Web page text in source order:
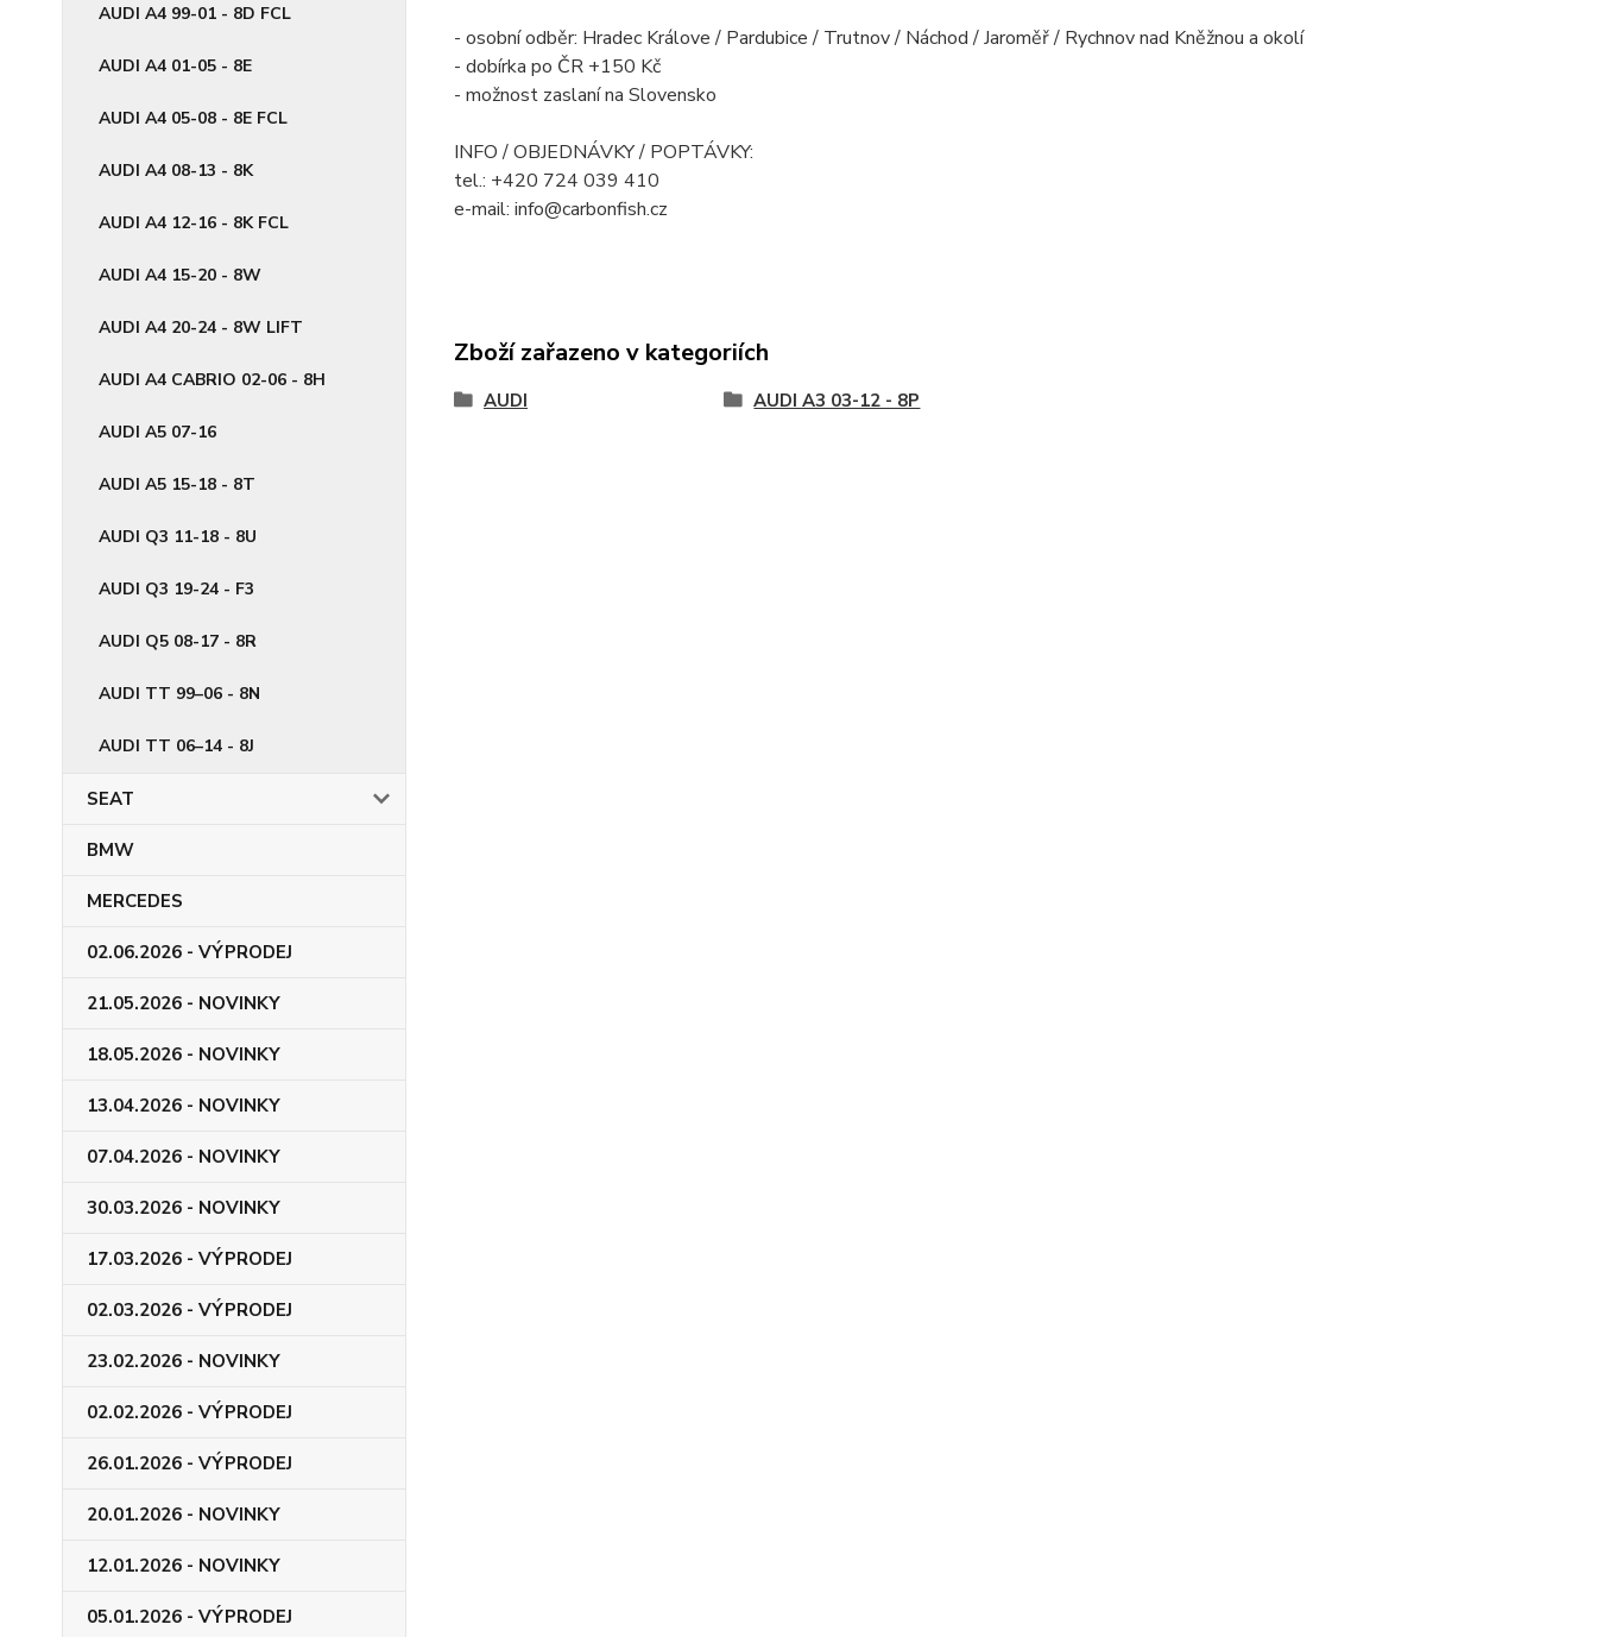
AUDI A4 99-01 - 8D FCL
AUDI A4 01-05 - 8E
AUDI A4 05-08 - 8E FCL
AUDI A4 08-13 - 8K
AUDI A4 12-16 - 8K FCL
AUDI A4 15-20 - 8W
AUDI A4 20-24 - 8W LIFT
AUDI A4 CABRIO 02-06 - 8H
AUDI A5 07-16
AUDI A5 15-18 - 8T
AUDI Q3 11-18 - 8U
AUDI Q3 19-24 - F3
AUDI Q5 08-17 - 8R
AUDI TT 99–06 - 8N
AUDI TT 06–14 - 8J
SEAT
BMW
MERCEDES
02.06.2026 - VÝPRODEJ
21.05.2026 - NOVINKY
18.05.2026 - NOVINKY
13.04.2026 - NOVINKY
07.04.2026 - NOVINKY
30.03.2026 - NOVINKY
17.03.2026 - VÝPRODEJ
02.03.2026 - VÝPRODEJ
23.02.2026 - NOVINKY
02.02.2026 - VÝPRODEJ
26.01.2026 - VÝPRODEJ
20.01.2026 - NOVINKY
12.01.2026 - NOVINKY
05.01.2026 - VÝPRODEJ
- osobní odběr: Hradec Králove / Pardubice / Trutnov / Náchod / Jaroměř / Rychnov nad Kněžnou a okolí
- dobírka po ČR +150 Kč
- možnost zaslaní na Slovensko
INFO / OBJEDNÁVKY / POPTÁVKY:
tel.: +420 724 039 410
e-mail: info@carbonfish.cz
Zboží zařazeno v kategoriích
AUDI AUDI A3 03-12 - 8P